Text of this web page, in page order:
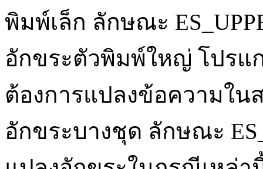
พิมพ์เล็ก ลักษณะ
อักขระตัวพิมพ์ใหญ่ โปรแ
ต้องการแปลงข้อความใ
อักขระบางชุด ลักษณะ